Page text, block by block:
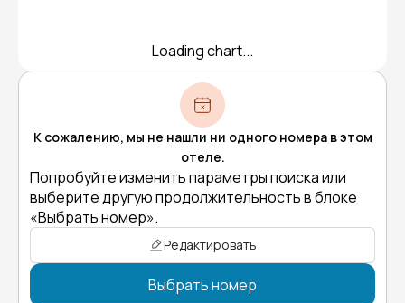
Loading chart...
К сожалению, мы не нашли ни одного номера в этом
отеле.
Попробуйте изменить параметры поиска или
выберите другую продолжительность в блоке
«Выбрать номер».
Редактировать
Выбрать номер